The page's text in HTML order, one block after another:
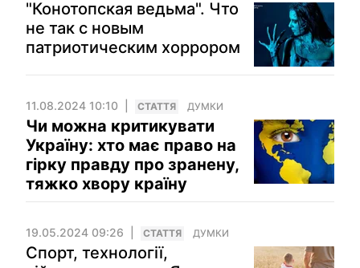
"Конотопская ведьма". Что
не так с новым
патриотическим хоррором
11.08.2024 10:10 СТАТТЯ ДУМКИ
Чи можна критикувати
Україну: хто має право на
гірку правду про зранену,
тяжко хвору країну
19.05.2024 09:26 СТАТТЯ ДУМКИ
Спорт, технології,